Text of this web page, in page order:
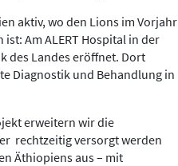
aktiv, wo den Lions im Vorjahr
Am ALERT Hospital in der
des Landes eröffnet. Dort
Diagnostik und Behandlung in
erweitern wir die
rechtzeitig versorgt werden
Äthiopiens aus – mit